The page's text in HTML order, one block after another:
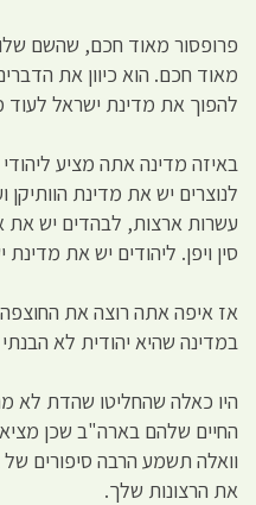
פרופסור מאוד חכם, שהשם
מאוד חכם. הוא כיוון את
להפוך את מדינת ישראל לעוד
באיזה מדינה אתה מציע
לנוצרים יש את מדינת
עשרות ארצות, לבהדים יש את
סין ויפן. ליהודים יש את מדינת
אז איפה אתה רוצה את
במדינה שהיא יהודית לא
היו כאלה שהחליטו שהדת לא
החיים שלהם בארה"ב שכן
וואלה תשמע הרבה סיפורים
את הרצונות שלך.